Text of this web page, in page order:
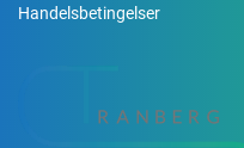
Handelsbetingelser